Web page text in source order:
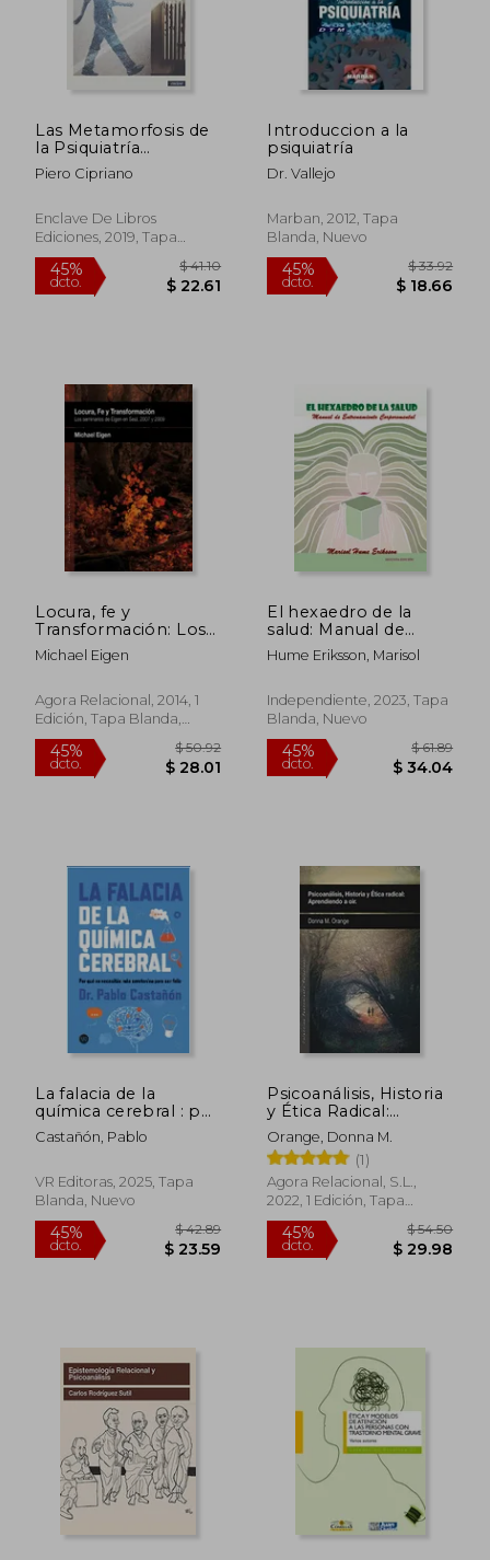
45%
dcto. $ 27.08
Las Metamorfosis de
la Psiquiatría
[Próxima Aparición]
Piero Cipriano
Enclave De Libros
Ediciones, 2019, Tapa
Blanda, Nuevo
45%
dcto.
Introduccion a la
psiquiatría
Dr. Vallejo
Marban, 2012, Tapa
Blanda, Nuevo
45%
dcto.
Locura, fe y
Transformación: Los
Seminarios de Eigen
en Seúl, 2007 y 2009
Relacional)
Michael Eigen
Agora Relacional, 2014, 1
Edición, Tapa Blanda,
Nuevo
45%
El hexaedro de la
salud: Manual de
entrenamiento
corporomental
Hume Eriksson, Marisol
Independiente, 2023, Tapa
Blanda, Nuevo
45%
La falacia de la
química cerebral : por
qué no necesitas más
serotonina para ser
Castañón, Pablo
VR Editoras, 2025, Tapa
Blanda, Nuevo
Psicoanálisis, Historia
y Ética Radical:
Aprendiendo a oír
Orange, Donna M.
(1)
Agora Relacional, S.L.,
2022, 1 Edición, Tapa
Blanda, Nuevo